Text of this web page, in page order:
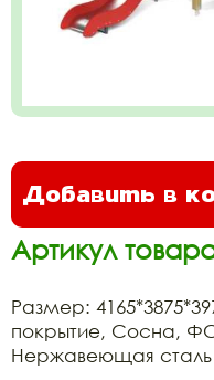
Добавить в
Артикул
Размер:
покрытие, Сосна,
Нержавеющая сталь